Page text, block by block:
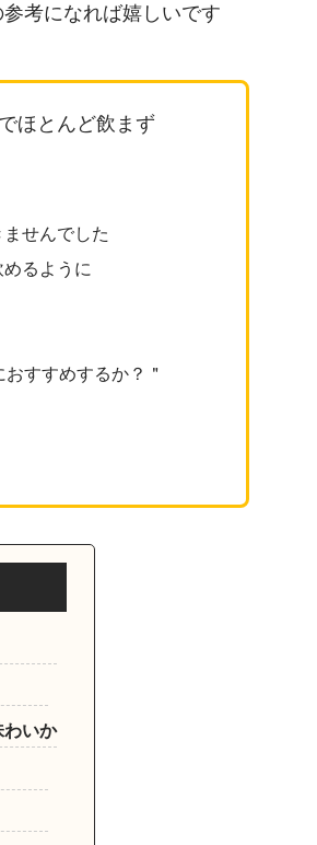
考になれば嬉しいです
ほとんど飲まず
せんでした
るように
おすすめするか？＂
わいか